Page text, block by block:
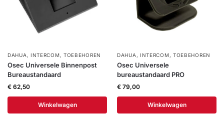
DAHUA , INTERCOM , TOEBEHOREN
Osec Universele Binnenpost
Bureaustandaard
€ 62,50
Winkelwagen
DAHUA , INTERCOM , TOEBEHOREN
Osec Universele
bureaustandaard PRO
€ 79,00
Winkelwagen